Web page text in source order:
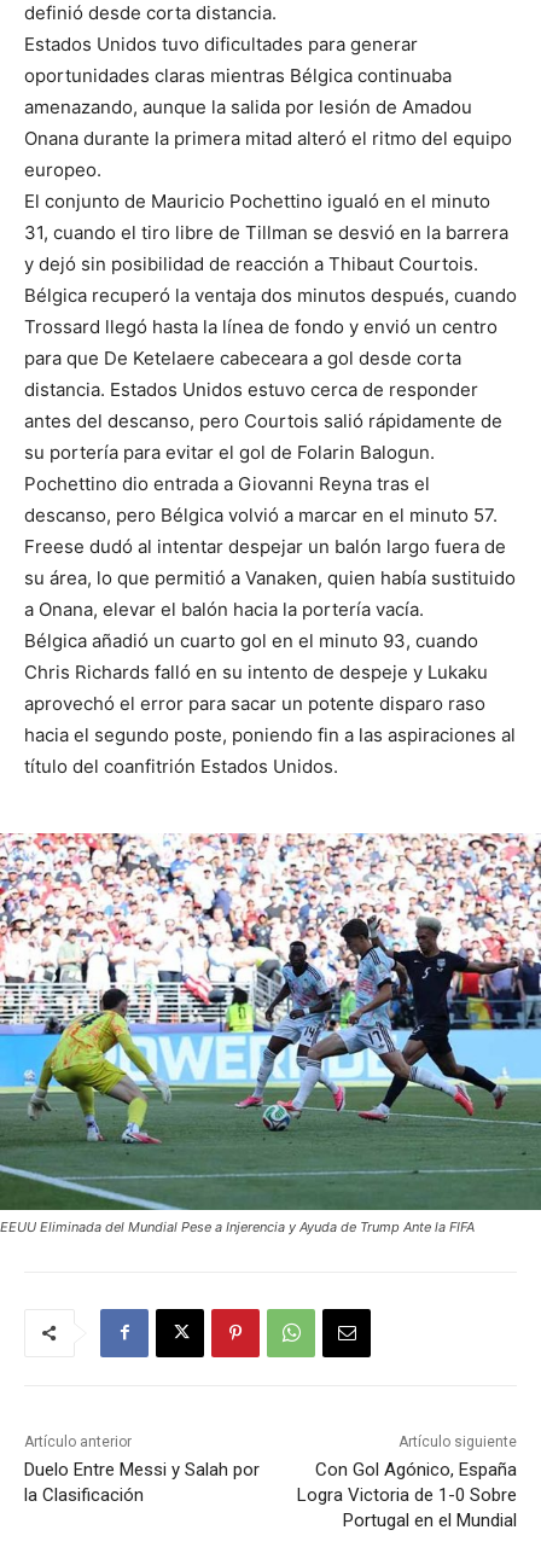
definió desde corta distancia.
Estados Unidos tuvo dificultades para generar
oportunidades claras mientras Bélgica continuaba
amenazando, aunque la salida por lesión de Amadou
Onana durante la primera mitad alteró el ritmo del equipo
europeo.
El conjunto de Mauricio Pochettino igualó en el minuto
31, cuando el tiro libre de Tillman se desvió en la barrera
y dejó sin posibilidad de reacción a Thibaut Courtois.
Bélgica recuperó la ventaja dos minutos después, cuando
Trossard llegó hasta la línea de fondo y envió un centro
para que De Ketelaere cabeceara a gol desde corta
distancia. Estados Unidos estuvo cerca de responder
antes del descanso, pero Courtois salió rápidamente de
su portería para evitar el gol de Folarin Balogun.
Pochettino dio entrada a Giovanni Reyna tras el
descanso, pero Bélgica volvió a marcar en el minuto 57.
Freese dudó al intentar despejar un balón largo fuera de
su área, lo que permitió a Vanaken, quien había sustituido
a Onana, elevar el balón hacia la portería vacía.
Bélgica añadió un cuarto gol en el minuto 93, cuando
Chris Richards falló en su intento de despeje y Lukaku
aprovechó el error para sacar un potente disparo raso
hacia el segundo poste, poniendo fin a las aspiraciones al
título del coanfitrión Estados Unidos.
EEUU Eliminada del Mundial Pese a Injerencia y Ayuda de Trump Ante la FIFA
Artículo anterior
Duelo Entre Messi y Salah por
la Clasificación
Artículo siguiente
Con Gol Agónico, España
Logra Victoria de 1-0 Sobre
Portugal en el Mundial